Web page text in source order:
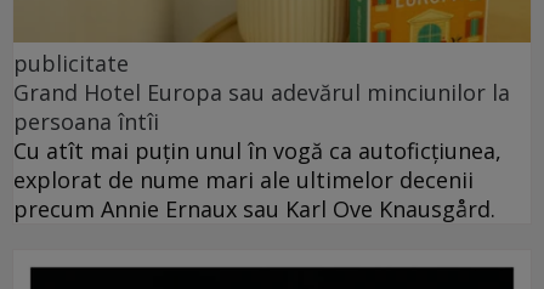
publicitate
Grand Hotel Europa sau adevărul minciunilor la
persoana întîi
Cu atît mai puțin unul în vogă ca autoficțiunea,
explorat de nume mari ale ultimelor decenii
precum Annie Ernaux sau Karl Ove Knausgård.